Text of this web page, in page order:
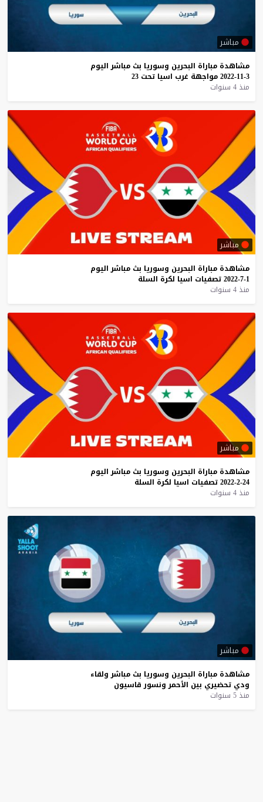
مباشر
مشاهدة مباراة البحرين وسوريا بث مباشر اليوم
3-11-2022
مواجهة غرب اسيا تحت 23
منذ 4 سنوات
مباشر
مشاهدة مباراة البحرين وسوريا بث مباشر اليوم
1-7-2022
تصفيات اسيا لكرة السلة
منذ 4 سنوات
مباشر
مشاهدة مباراة البحرين وسوريا بث مباشر اليوم
24-2-2022
تصفيات اسيا لكرة السلة
منذ 4 سنوات
مباشر
مشاهدة مباراة البحرين وسوريا بث مباشر ولقاء
ودي تحضيري بين الأحمر ونسور قاسيون
منذ 5 سنوات